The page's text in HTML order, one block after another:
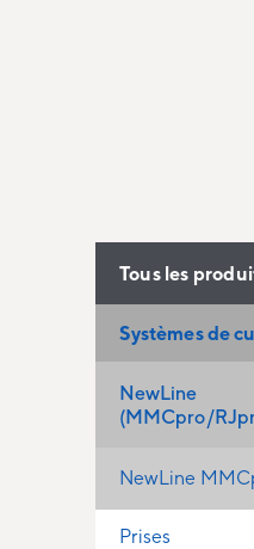
Tous les
Systèmes de
NewLine
(MMCpro/
NewLine
Prises